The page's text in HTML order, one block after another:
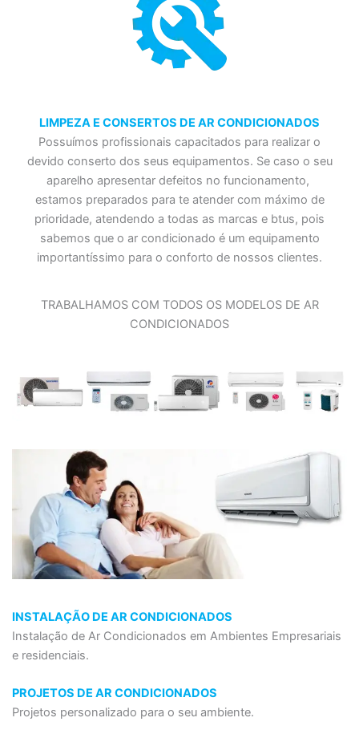
LIMPEZA E CONSERTOS DE AR CONDICIONADOS
Possuímos profissionais capacitados para realizar o
devido conserto dos seus equipamentos. Se caso o seu
aparelho apresentar defeitos no funcionamento,
estamos preparados para te atender com máximo de
prioridade, atendendo a todas as marcas e btus, pois
sabemos que o ar condicionado é um equipamento
importantíssimo para o conforto de nossos clientes.
TRABALHAMOS COM TODOS OS MODELOS DE AR
CONDICIONADOS
INSTALAÇÃO DE AR CONDICIONADOS
Instalação de Ar Condicionados em Ambientes Empresariais
e residenciais.
PROJETOS DE AR CONDICIONADOS
Projetos personalizado para o seu ambiente.